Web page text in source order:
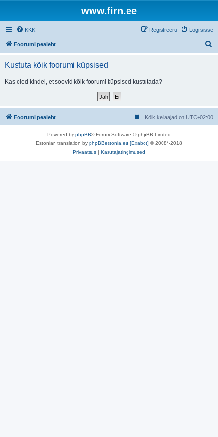
www.firn.ee
KKK Logi sisse
Registreeru
Foorumi pealeht
Kustuta kõik foorumi küpsised
Kas oled kindel, et soovid kõik foorumi küpsised kustutada?
Foorumi pealeht Kõik kellaajad on UTC+02:00
Powered by phpBB® Forum Software © phpBB Limited
Estonian translation by phpBBestonia.eu [Exabot] © 2008*-2018
Privaatsus | Kasutajatingimused